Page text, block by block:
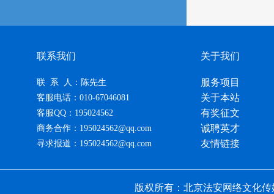
联系我们
联 系 人：陈先生
客服电话：010-67046081
客服QQ：195024562
商务合作：195024562@qq.com
寻求报道：195024562@qq.com
关于我们
服务项目
关于本站
有奖征文
诚聘英才
友情链接
版权所有：北京法安网络文化